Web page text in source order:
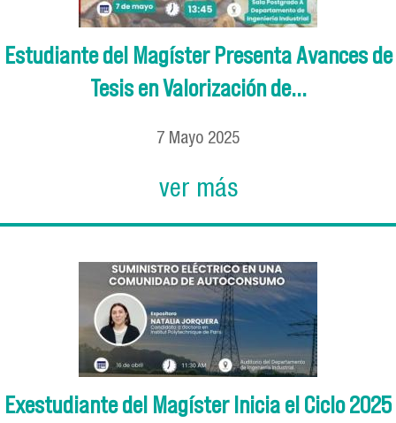
Estudiante del Magíster Presenta Avances de
Tesis en Valorización de...
7 Mayo 2025
ver más
Exestudiante del Magíster Inicia el Ciclo 2025